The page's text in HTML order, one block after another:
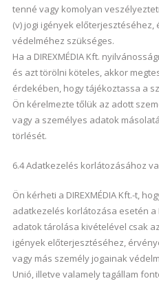
tenné vagy komolyan
(v) jogi igények
védelméhez szükséges.
Ha a DIREXMÉDIA Kft.
és azt törölni köteles, akkor
érdekében, hogy tájékoztassa a
Ön kérelmezte tőlük az adott
vagy a személyes adatok
törlését.
6.4 Adatkezelés korlátozásához
Ön kérheti a DIREXMÉDIA Kft.-t,
adatkezelés korlátozása esetén a
adatok tárolása kivételével csak
igények előterjesztéséhez,
vagy más személy jogainak
Unió, illetve valamely tagállam